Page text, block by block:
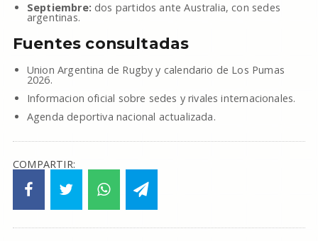
Septiembre: dos partidos ante Australia, con sedes
argentinas.
Fuentes consultadas
Union Argentina de Rugby y calendario de Los Pumas
2026.
Informacion oficial sobre sedes y rivales internacionales.
Agenda deportiva nacional actualizada.
COMPARTIR: